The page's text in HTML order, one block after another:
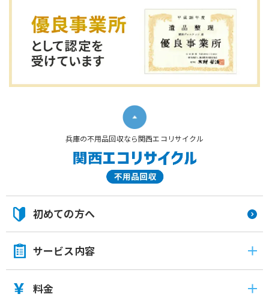
兵庫の不用品回収なら関西エコリサイクル
初めての方へ
サービス内容
料金